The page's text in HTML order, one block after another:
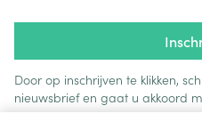
Door op inschrijven te klikken,
nieuwsbrief en gaat u akkoord